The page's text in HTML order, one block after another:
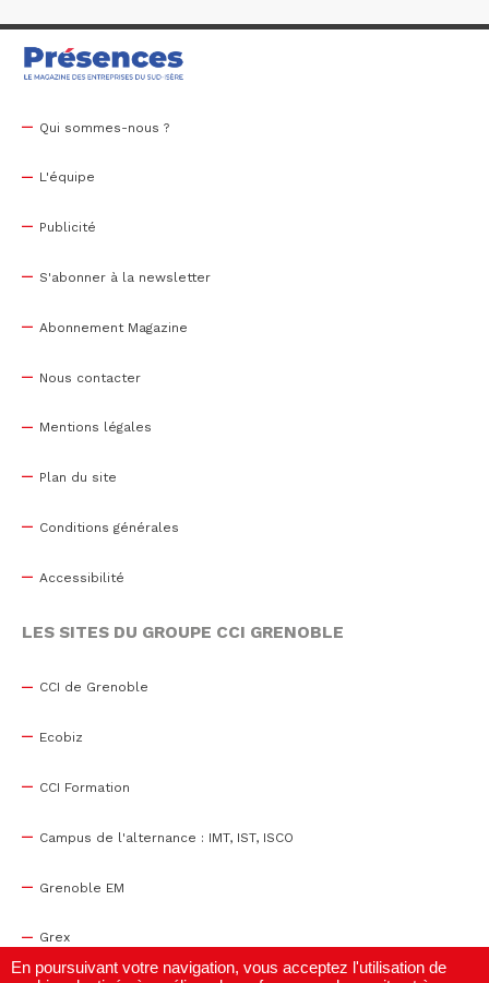
Qui sommes-nous ?
L'équipe
Publicité
S'abonner à la newsletter
Abonnement Magazine
Nous contacter
Mentions légales
Plan du site
Conditions générales
Accessibilité
LES SITES DU GROUPE CCI GRENOBLE
CCI de Grenoble
Ecobiz
CCI Formation
Campus de l'alternance : IMT, IST, ISCO
Grenoble EM
Grex
En poursuivant votre navigation, vous acceptez l'utilisation de